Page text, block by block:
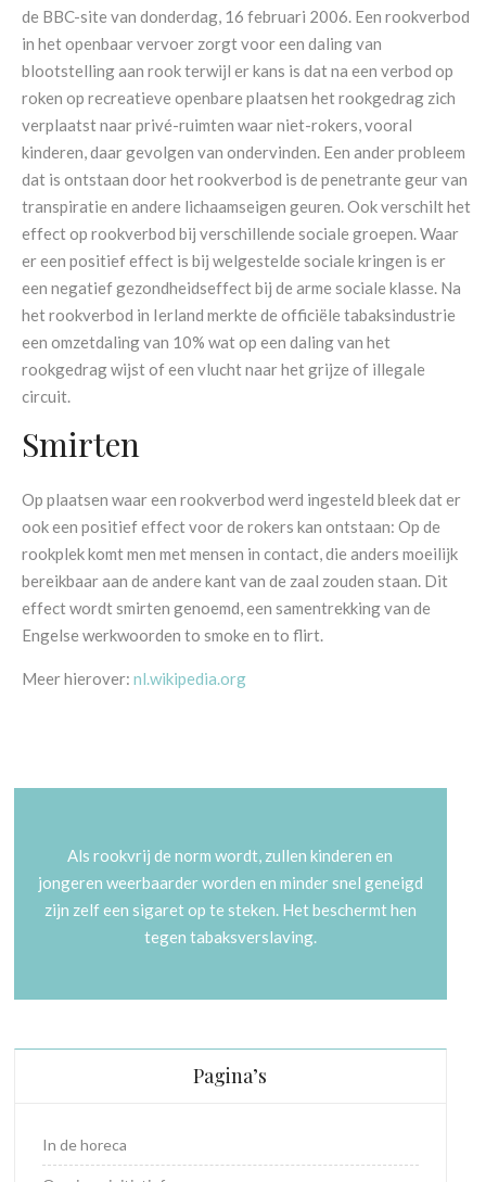
de BBC-site van donderdag, 16 februari 2006. Een rookverbod
in het openbaar vervoer zorgt voor een daling van
blootstelling aan rook terwijl er kans is dat na een verbod op
roken op recreatieve openbare plaatsen het rookgedrag zich
verplaatst naar privé-ruimten waar niet-rokers, vooral
kinderen, daar gevolgen van ondervinden. Een ander probleem
dat is ontstaan door het rookverbod is de penetrante geur van
transpiratie en andere lichaamseigen geuren. Ook verschilt het
effect op rookverbod bij verschillende sociale groepen. Waar
er een positief effect is bij welgestelde sociale kringen is er
een negatief gezondheidseffect bij de arme sociale klasse. Na
het rookverbod in Ierland merkte de officiële tabaksindustrie
een omzetdaling van 10% wat op een daling van het
rookgedrag wijst of een vlucht naar het grijze of illegale
circuit.
Smirten
Op plaatsen waar een rookverbod werd ingesteld bleek dat er
ook een positief effect voor de rokers kan ontstaan: Op de
rookplek komt men met mensen in contact, die anders moeilijk
bereikbaar aan de andere kant van de zaal zouden staan. Dit
effect wordt smirten genoemd, een samentrekking van de
Engelse werkwoorden to smoke en to flirt.
Meer hierover:nl.wikipedia.org
Als rookvrij de norm wordt, zullen kinderen en
jongeren weerbaarder worden en minder snel geneigd
zijn zelf een sigaret op te steken. Het beschermt hen
tegen tabaksverslaving.
Pagina’s
In de horeca